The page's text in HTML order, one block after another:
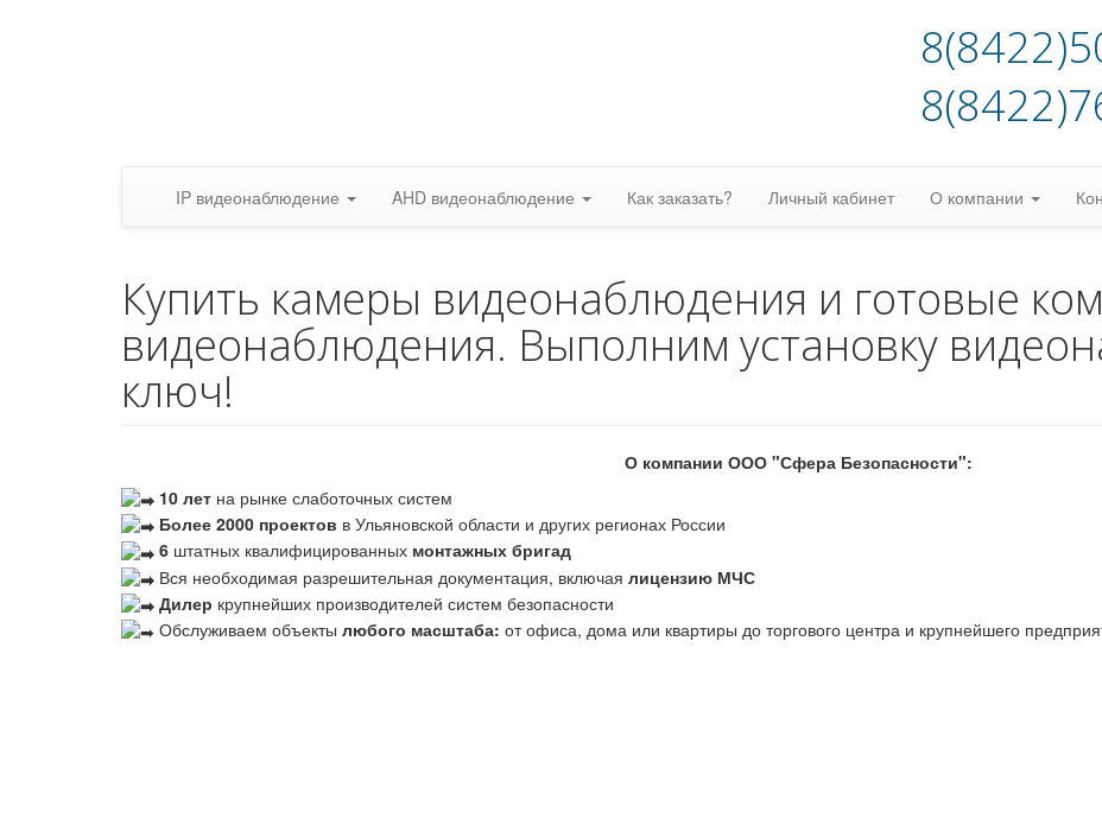
IP видеонаблюдение AHD видеонаблюдение Как заказать? Личный кабинет О компании
Купить камеры видеонаблюдения и готовые
видеонаблюдения. Выполним установку
ключ!
О компании ООО "Сфера Безопасности":
10 лет на рынке слаботочных систем
Более 2000 проектов в Ульяновской области и других регионах России
6 штатных квалифицированных монтажных бригад
Вся необходимая разрешительная документация, включая лицензию МЧС
Дилер крупнейших производителей систем безопасности
Обслуживаем объекты любого масштаба: от офиса, дома или квартиры до торгового центра и крупнейшего